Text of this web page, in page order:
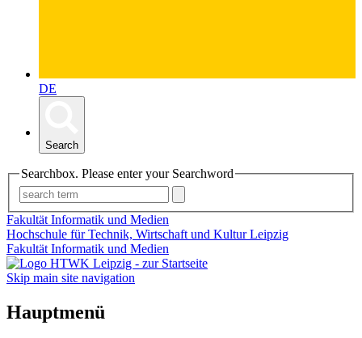
DE
Search
Searchbox. Please enter your Searchword
Fakultät Informatik und Medien
Hochschule für Technik, Wirtschaft und Kultur Leipzig
Fakultät Informatik und Medien
Skip main site navigation
Hauptmenü